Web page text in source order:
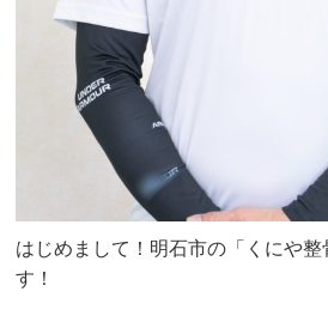
はじめまして！明石市の「くにや
す！